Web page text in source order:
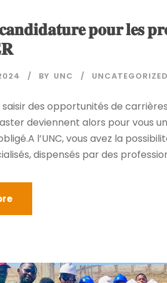
𝐩𝐨𝐮𝐫 𝐥𝐞𝐬
BY UNC UNCATEGORIZED
saisir des opportunités de
deviennent alors pour vous
l’UNC, vous avez la
dispensés par des